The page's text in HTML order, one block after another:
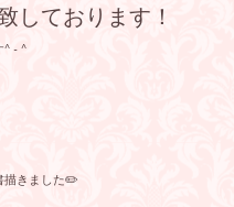
しております！
^ - ^
描きました✏️